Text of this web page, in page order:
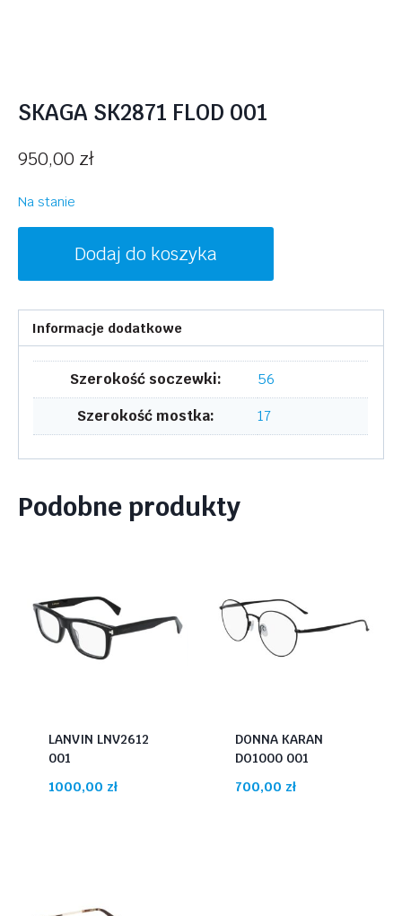
SKAGA SK2871 FLOD 001
950,00 zł
Na stanie
SK2871
FLOD
001
Dodaj do koszyka
Informacje dodatkowe
Szerokość soczewki:
56
Szerokość mostka:
17
Podobne produkty
LANVIN LNV2612
001
1000,00 zł
DONNA KARAN
DO1000 001
700,00 zł